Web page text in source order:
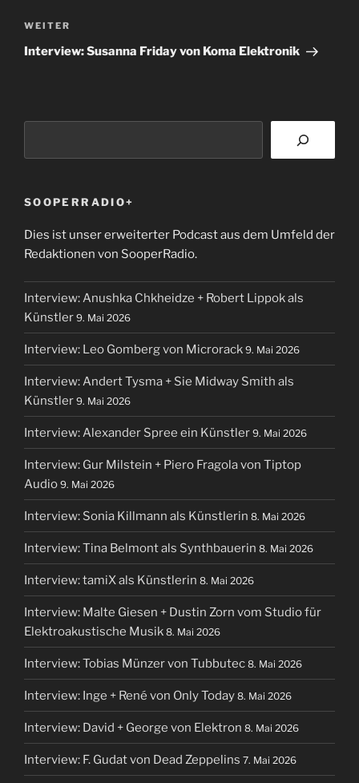
Nächster
Beitrag
WEITER
Interview: Susanna Friday von Koma Elektronik
SOOPERRADIO+
Dies ist unser erweiterter Podcast aus dem Umfeld der
Redaktionen von SooperRadio.
Interview: Anushka Chkheidze + Robert Lippok als
Künstler 9. Mai 2026
Interview: Leo Gomberg von Microrack 9. Mai 2026
Interview: Andert Tysma + Sie Midway Smith als
Künstler 9. Mai 2026
Interview: Alexander Spree ein Künstler 9. Mai 2026
Interview: Gur Milstein + Piero Fragola von Tiptop
Audio 9. Mai 2026
Interview: Sonia Killmann als Künstlerin 8. Mai 2026
Interview: Tina Belmont als Synthbauerin 8. Mai 2026
Interview: tamiX als Künstlerin 8. Mai 2026
Interview: Malte Giesen + Dustin Zorn vom Studio für
Elektroakustische Musik 8. Mai 2026
Interview: Tobias Münzer von Tubbutec 8. Mai 2026
Interview: Inge + René von Only Today 8. Mai 2026
Interview: David + George von Elektron 8. Mai 2026
Interview: F. Gudat von Dead Zeppelins 7. Mai 2026